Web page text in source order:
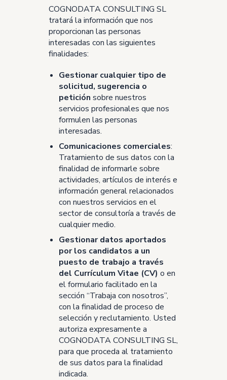
COGNODATA CONSULTING SL
tratará la información que nos
proporcionan las personas
interesadas con las siguientes
finalidades:
Gestionar cualquier tipo de
solicitud, sugerencia o
petición sobre nuestros
servicios profesionales que nos
formulen las personas
interesadas.
Comunicaciones comerciales:
Tratamiento de sus datos con la
finalidad de informarle sobre
actividades, artículos de interés e
información general relacionados
con nuestros servicios en el
sector de consultoría a través de
cualquier medio.
Gestionar datos aportados
por los candidatos a un
puesto de trabajo a través
del Currículum Vitae (CV) o en
el formulario facilitado en la
sección “Trabaja con nosotros”,
con la finalidad de proceso de
selección y reclutamiento. Usted
autoriza expresamente a
COGNODATA CONSULTING SL,
para que proceda al tratamiento
de sus datos para la finalidad
indicada.